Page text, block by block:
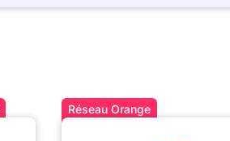
Réseau Orange